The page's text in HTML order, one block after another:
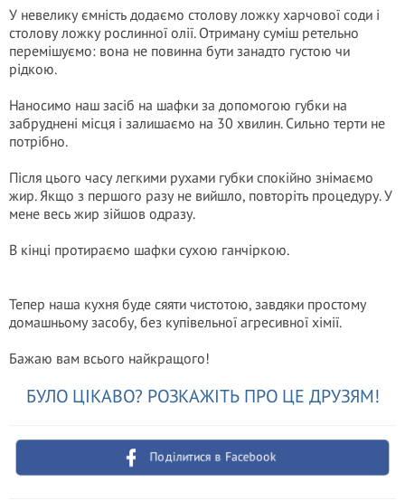
У невелику ємність додаємо столову ложку харчової соди і
столову ложку рослинної олії. Отриману суміш ретельно
перемішуємо: вона не повинна бути занадто густою чи
рідкою.
Наносимо наш засіб на шафки за допомогою губки на
забруднені місця і залишаємо на 30 хвилин. Сильно терти не
потрібно.
Після цього часу легкими рухами губки спокійно знімаємо
жир. Якщо з першого разу не вийшло, повторіть процедуру. У
мене весь жир зійшов одразу.
В кінці протираємо шафки сухою ганчіркою.
Тепер наша кухня буде сяяти чистотою, завдяки простому
домашньому засобу, без купівельної агресивної хімії.
Бажаю вам всього найкращого!
БУЛО ЦІКАВО? РОЗКАЖІТЬ ПРО ЦЕ ДРУЗЯМ!
Поділитися в Facebook